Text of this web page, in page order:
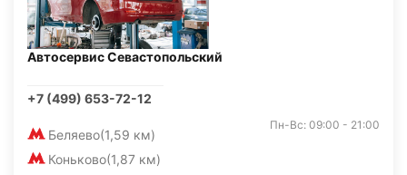
Автосервис Севастопольский
+7 (499) 653-72-12
Беляево(1,59 км)
Коньково(1,87 км)
Пн-Вс: 09:00 - 21:00